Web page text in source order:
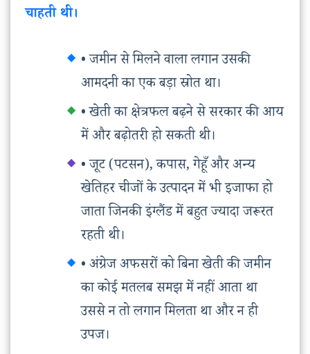
चाहती थी।
• जमीन से मिलने वाला लगान उसकी
आमदनी का एक बड़ा स्रोत था।
• खेती का क्षेत्रफल बढ़ने से सरकार की आय
में और बढ़ोतरी हो सकती थी।
• जूट (पटसन), कपास, गेहूँ और अन्य
खेतिहर चीजों के उत्पादन में भी इजाफा हो
जाता जिनकी इंग्लैंड में बहुत ज्यादा जरूरत
रहती थी।
• अंग्रेज अफसरों को बिना खेती की जमीन
का कोई मतलब समझ में नहीं आता था
उससे न तो लगान मिलता था और न ही
उपज।